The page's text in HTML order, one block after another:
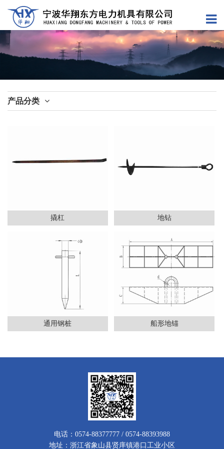
产品分类
撬杠 地钻
通用钢桩 船形地锚
电话：0574-88377777 / 0574-88393988
地址：浙江省象山县贤庠镇港口工业小区